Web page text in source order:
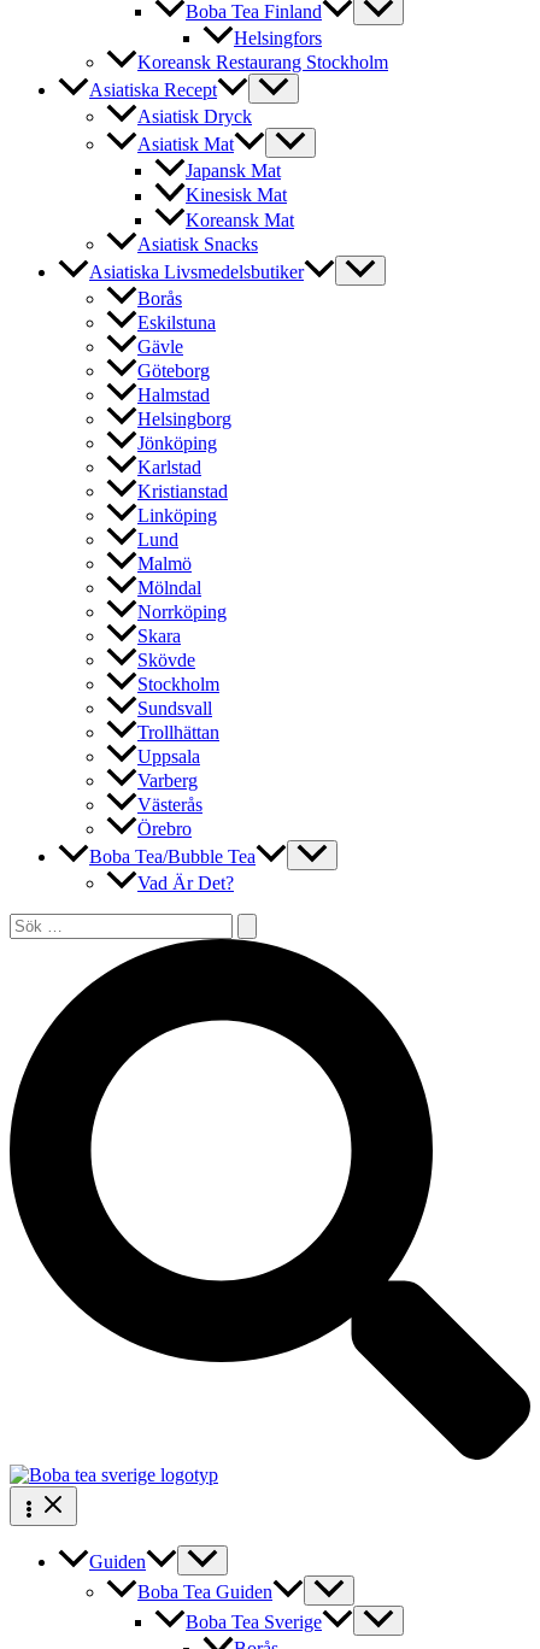
Boba Tea Finland
Helsingfors
Koreansk Restaurang Stockholm
Asiatiska Recept
Asiatisk Dryck
Asiatisk Mat
Japansk Mat
Kinesisk Mat
Koreansk Mat
Asiatisk Snacks
Asiatiska Livsmedelsbutiker
Borås
Eskilstuna
Gävle
Göteborg
Halmstad
Helsingborg
Jönköping
Karlstad
Kristianstad
Linköping
Lund
Malmö
Mölndal
Norrköping
Skara
Skövde
Stockholm
Sundsvall
Trollhättan
Uppsala
Varberg
Västerås
Örebro
Boba Tea/Bubble Tea
Vad Är Det?
Sök
efter:
Guiden
Boba Tea Guiden
Boba Tea Sverige